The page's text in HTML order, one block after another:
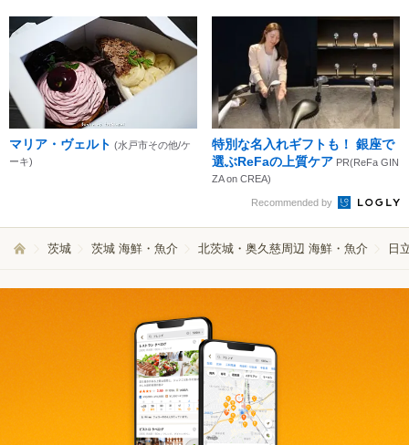
マリア・ヴェルト (水戸市その他/ケ
ーキ)
特別な名入れギフトも！ 銀座で
選ぶReFaの上質ケア PR(ReFa GIN
ZA on CREA)
Recommended by
茨城 茨城 海鮮・魚介 北茨城・奥久慈周辺 海鮮・魚介 日